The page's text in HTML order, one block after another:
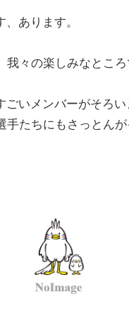
、あります。
我々の楽しみなところ
ごいメンバーがそろ
手たちにもさっとん